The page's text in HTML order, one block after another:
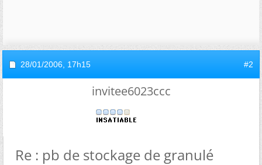
28/01/2006, 17h15 #2
invitee6023ccc
Re : pb de stockage de granulé